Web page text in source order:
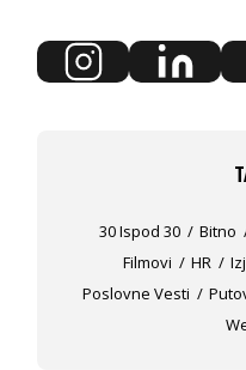
30 Ispod 30 Bitno
Filmovi
HR
Poslovne Vesti